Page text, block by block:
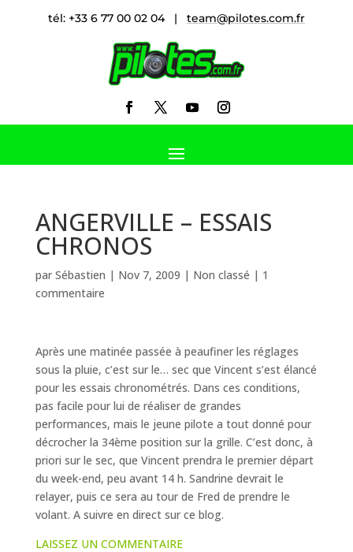
tél: +33 6 77 00 02 04 | team@pilotes.com.fr
ANGERVILLE – ESSAIS
CHRONOS
par Sébastien | Nov 7, 2009 | Non classé | 1
commentaire
Après une matinée passée à peaufiner les réglages
sous la pluie, c’est sur le… sec que Vincent s’est élancé
pour les essais chronométrés. Dans ces conditions,
pas facile pour lui de réaliser de grandes
performances, mais le jeune pilote a tout donné pour
décrocher la 34ème position sur la grille. C’est donc, à
priori sur le sec, que Vincent prendra le premier départ
du week-end, peu avant 14 h. Sandrine devrait le
relayer, puis ce sera au tour de Fred de prendre le
volant. A suivre en direct sur ce blog.
LAISSEZ UN COMMENTAIRE